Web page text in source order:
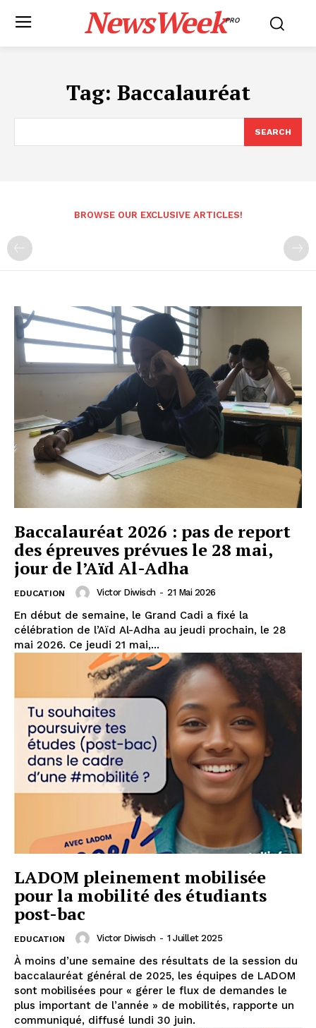
NewsWeekPRO
Tag: Baccalauréat
SEARCH
BROWSE OUR EXCLUSIVE ARTICLES!
Baccalauréat 2026 : pas de report
des épreuves prévues le 28 mai,
jour de l’Aïd Al-Adha
EDUCATION Victor Diwisch - 21 Mai 2026
En début de semaine, le Grand Cadi a fixé la
célébration de l’Aïd Al-Adha au jeudi prochain, le 28
mai 2026. Ce jeudi 21 mai,...
LADOM pleinement mobilisée
pour la mobilité des étudiants
post-bac
EDUCATION Victor Diwisch - 1 Juillet 2025
À moins d’une semaine des résultats de la session du
baccalauréat général de 2025, les équipes de LADOM
sont mobilisées pour « gérer le flux de demandes le
plus important de l’année » de mobilités, rapporte un
communiqué, diffusé lundi 30 juin.